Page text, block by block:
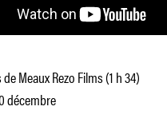
Meaux Rezo Films (1 h 34)
décembre